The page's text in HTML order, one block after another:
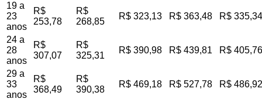
19 a
23
anos
R$
253,78
R$
268,85
R$ 323,13 R$ 363,48 R$ 335,34
24 a
28
anos
R$
307,07
R$
325,31
R$ 390,98 R$ 439,81 R$ 405,76
29 a
33
anos
R$
368,49
R$
390,38
R$ 469,18 R$ 527,78 R$ 486,92